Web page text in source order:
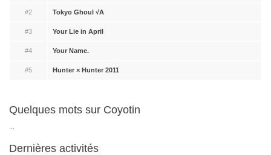
#2 Tokyo Ghoul √A
#3 Your Lie in April
#4 Your Name.
#5 Hunter × Hunter 2011
Quelques mots sur Coyotin
Dernières activités